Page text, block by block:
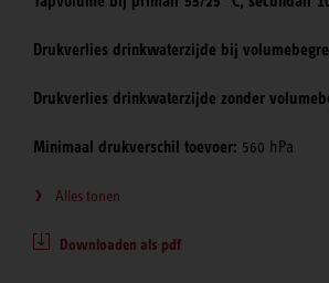
Drukverlies drinkwaterzijde bij
Drukverlies drinkwaterzijde zonder
Minimaal drukverschil toevoer: 560 hPa
Alles tonen
Downloaden als pdf